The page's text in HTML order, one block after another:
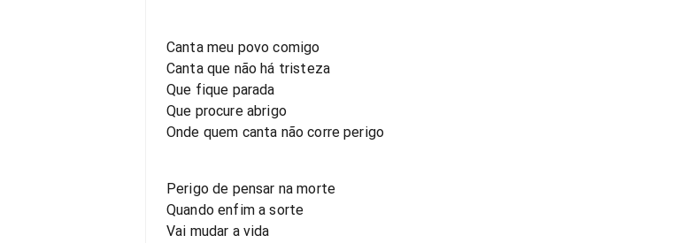
Canta meu povo comigo
Canta que não há tristeza
Que fique parada
Que procure abrigo
Onde quem canta não corre perigo
Perigo de pensar na morte
Quando enfim a sorte
Vai mudar a vida